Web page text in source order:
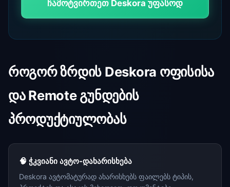
ჩამოტვირთეთ Deskora უფასოდ
როგორ ზრდის Deskora ოფისისა
და Remote გუნდების
პროდუქტიულობას
🧠 ჭკვიანი ავტო-დახარისხება
Deskora ავტომატურად ახარისხებს ფაილებს ტიპის,